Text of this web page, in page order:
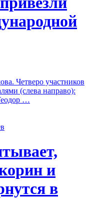
Четверо участников
(слева направо):
…
и
в